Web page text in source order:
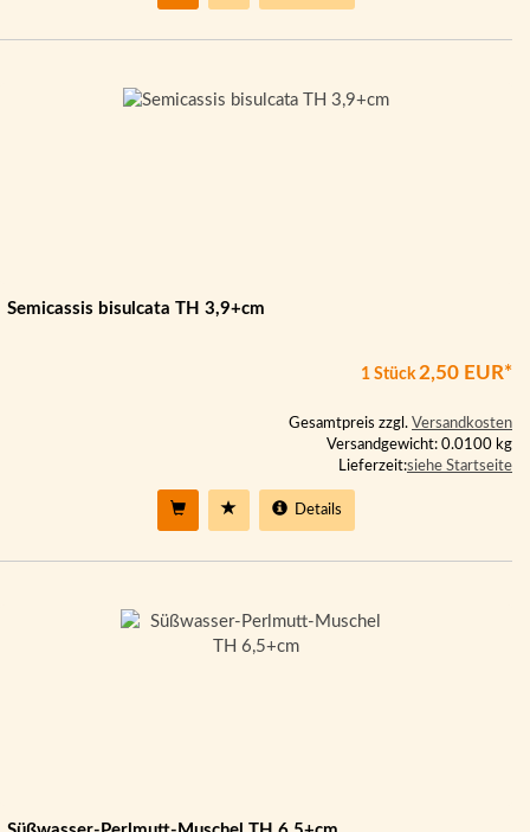
Semicassis bisulcata TH 3,9+cm
1 Stück 2,50 EUR*
Gesamtpreis zzgl. Versandkosten
Versandgewicht: 0.0100 kg
Lieferzeit:siehe Startseite
Details